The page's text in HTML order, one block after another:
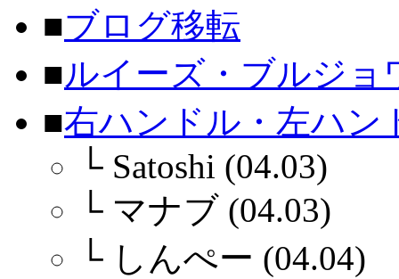
■ブログ移転
■ルイーズ・ブルジョ
■右ハンドル・左ハン
└ Satoshi (04.03)
└ マナブ (04.03)
└ しんぺー (04.04)